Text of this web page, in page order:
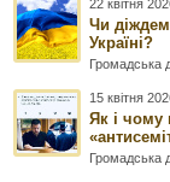
22 квітня
Чи
Україні?
Громадська
15 квітня
Як і чому
Громадська